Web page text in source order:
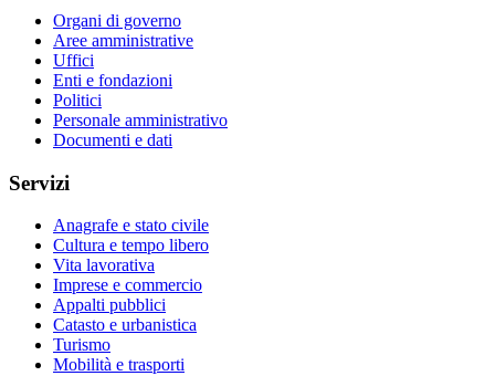
Organi di governo
Aree amministrative
Uffici
Enti e fondazioni
Politici
Personale amministrativo
Documenti e dati
Servizi
Anagrafe e stato civile
Cultura e tempo libero
Vita lavorativa
Imprese e commercio
Appalti pubblici
Catasto e urbanistica
Turismo
Mobilità e trasporti